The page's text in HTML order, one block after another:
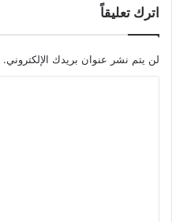
اترك تعليقاً
لن يتم نشر عنوان بريدك الإلكتروني.